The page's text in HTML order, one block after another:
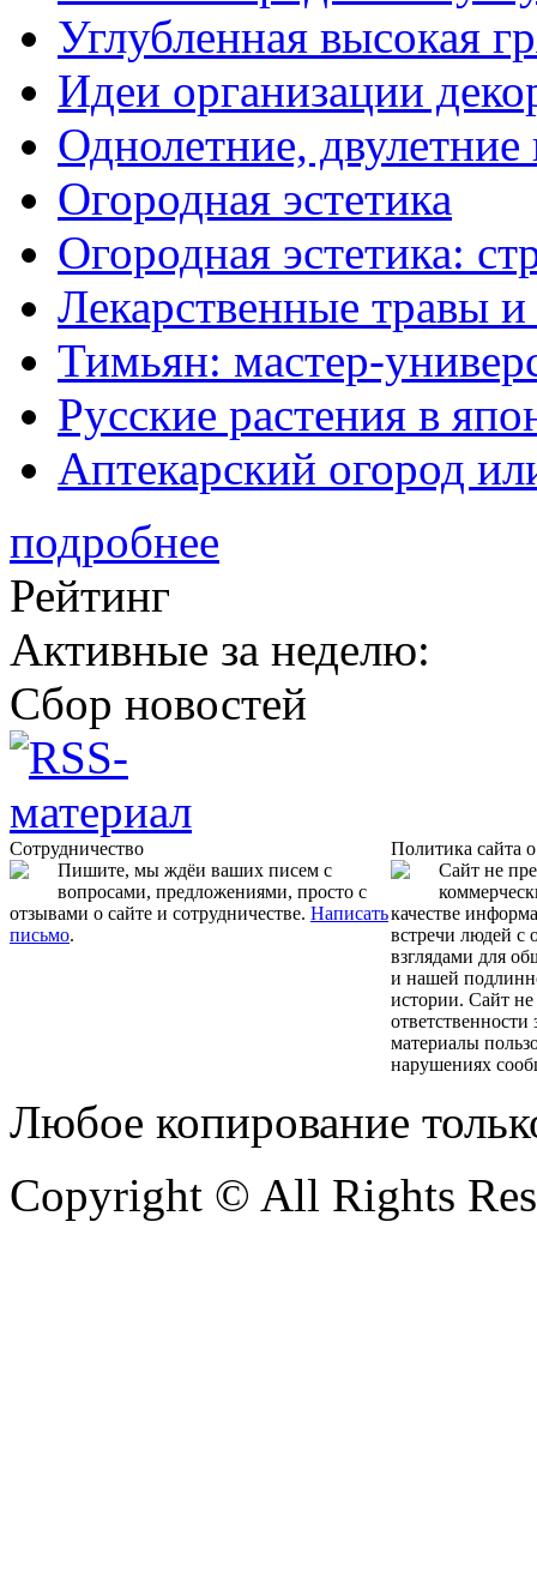
Углубленная высокая
Идеи организации
Однолетние,
Огородная эстетика
Огородная эстетика:
Лекарственные травы и
Тимьян: мастер-
Русские растения в
Аптекарский огород
подробнее
Рейтинг
Активные за неделю:
Сбор новостей
Сотрудничество
Пишите, мы ждёи ваших писем с
вопросами, предложениями, просто с
отзывами о сайте и сотрудничестве. Написать
письмо.
Политика сайта
Сайт не
качестве
встречи людей с
взглядами для
и нашей
истории. Сайт не
материалы
нарушениях
Любое копирование
Copyright © All Rights